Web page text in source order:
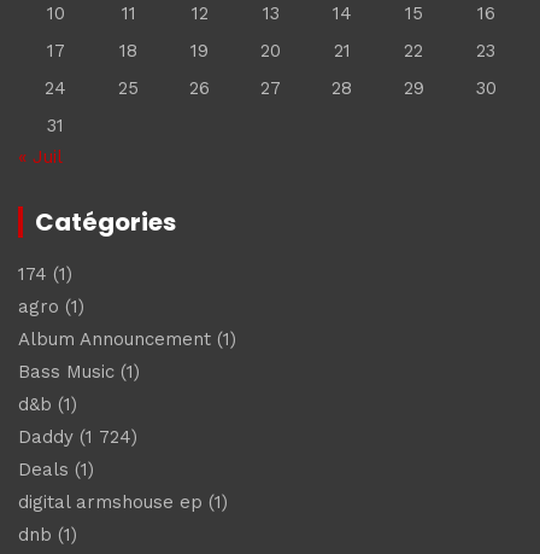
10
11 12 13 14 15
16
17
18 19 20 21 22
23
24
25 26 27 28 29
30
31
« Juil
Catégories
174 (1)
agro (1)
Album Announcement (1)
Bass Music (1)
d&b (1)
Daddy (1 724)
Deals (1)
digital armshouse ep (1)
dnb (1)